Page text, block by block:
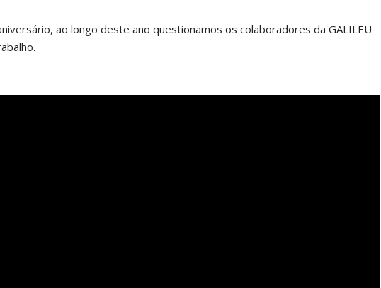
ao longo deste ano questionamos os colaboradores da GALILEU